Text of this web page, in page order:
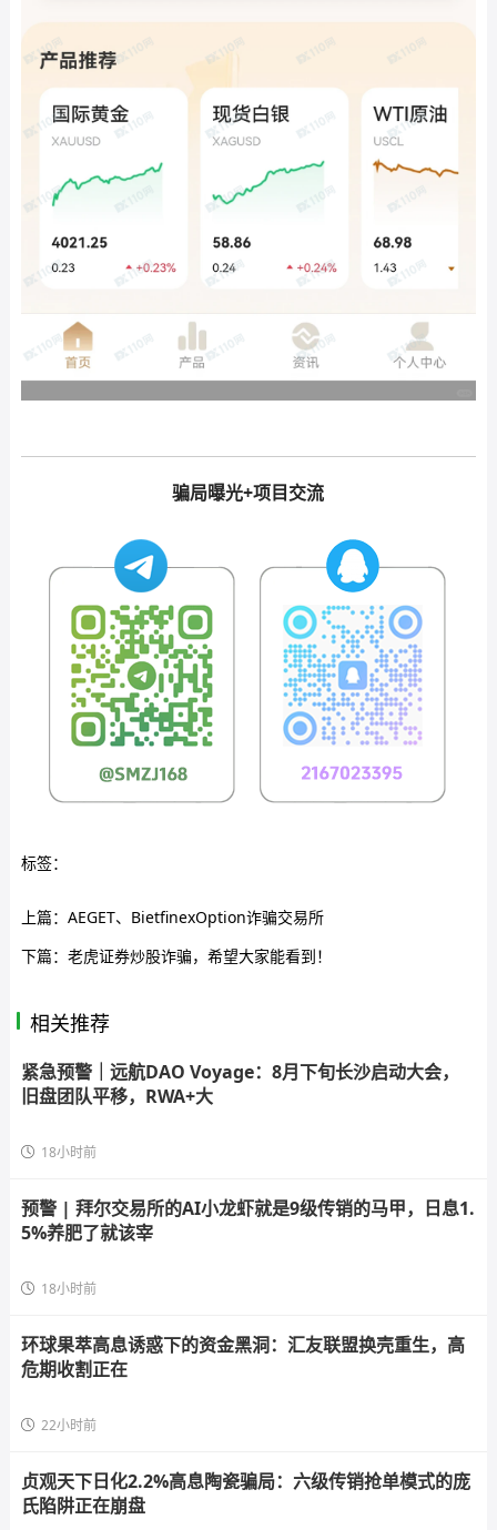
骗局曝光+项目交流
标签：
上篇： AEGET、BietfinexOption诈骗交易所
下篇： 老虎证券炒股诈骗，希望大家能看到！
相关推荐
紧急预警｜远航DAO Voyage：8月下旬长沙启动大会，
旧盘团队平移，RWA+大
18小时前
预警 | 拜尔交易所的AI小龙虾就是9级传销的马甲，日息1.
5%养肥了就该宰
18小时前
环球果萃高息诱惑下的资金黑洞：汇友联盟换壳重生，高
危期收割正在
22小时前
贞观天下日化2.2%高息陶瓷骗局：六级传销抢单模式的庞
氏陷阱正在崩盘